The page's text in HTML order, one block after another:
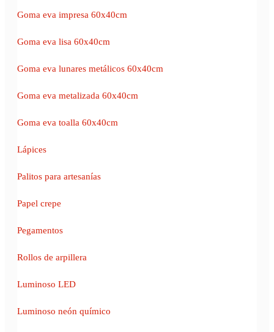
Goma eva impresa 60x40cm
Goma eva lisa 60x40cm
Goma eva lunares metálicos 60x40cm
Goma eva metalizada 60x40cm
Goma eva toalla 60x40cm
Lápices
Palitos para artesanías
Papel crepe
Pegamentos
Rollos de arpillera
Luminoso LED
Luminoso neón químico